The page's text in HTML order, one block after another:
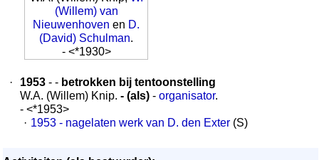
(Willem) van
Nieuwenhoven en D.
(David) Schulman.
- <*1930>
· 1953 - - betrokken bij tentoonstelling
W.A. (Willem) Knip. - (als) - organisator.
- <*1953>
· 1953 - nagelaten werk van D. den Exter (S)